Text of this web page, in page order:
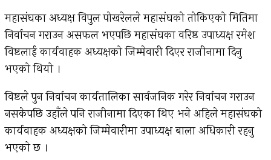
महासंघका अध्यक्ष विपुल पोखरेलले महासंघको तोकिएको मितिमा
निर्वाचन गराउन असफल भएपछि महासंघका वरिष्ठ उपाध्यक्ष रमेश
विष्टलाई कार्यवाहक अध्यक्षको जिम्मेवारी दिएर राजीनामा दिनु
भएको थियो ।
विष्टले पुन निर्वाचन कार्यतालिका सार्वजनिक गरेर निर्वाचन गराउन
नसकेपछि उहाँले पनि राजीनामा दिएका थिए भने अहिले महासंघको
कार्यवाहक अध्यक्षको जिम्मेवारीमा उपाध्यक्ष बाला अधिकारी रहनु
भएको छ ।